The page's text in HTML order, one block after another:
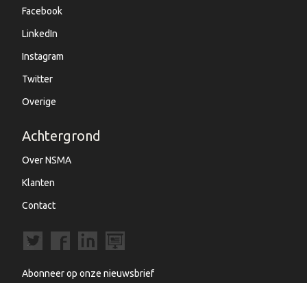
Facebook
LinkedIn
Instagram
Twitter
Overige
Achtergrond
Over NSMA
Klanten
Contact
Abonneer op onze nieuwsbrief